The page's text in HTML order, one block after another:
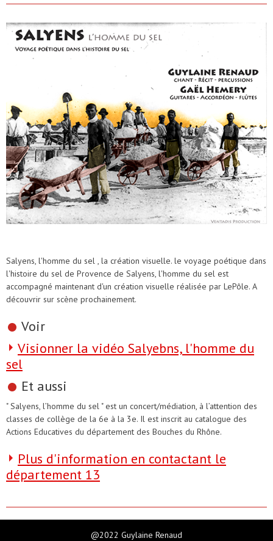
Salyens, l'homme du sel , la création visuelle. le voyage poétique dans
l'histoire du sel de Provence de Salyens, l'homme du sel est
accompagné maintenant d'un création visuelle réalisée par LePôle. A
découvrir sur scène prochainement.
Voir
Visionner la vidéo Salyebns, l'homme du
sel
Et aussi
" Salyens, l’homme du sel " est un concert/médiation, à l’attention des
classes de collège de la 6e à la 3e. Il est inscrit au catalogue des
Actions Educatives du département des Bouches du Rhône.
Plus d'information en contactant le
département 13
@2022 Guylaine Renaud